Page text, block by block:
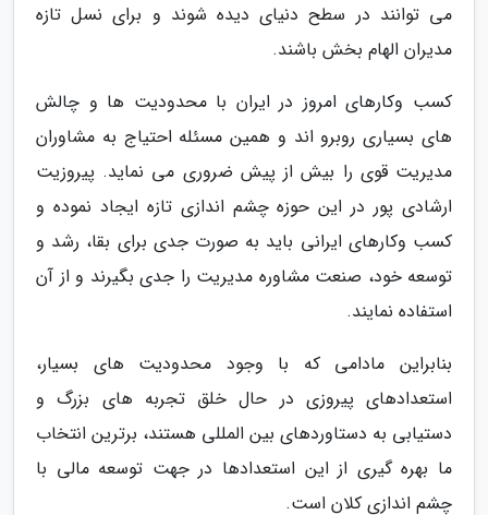
می توانند در سطح دنیای دیده شوند و برای نسل تازه
مدیران الهام بخش باشند.
کسب وکارهای امروز در ایران با محدودیت ها و چالش
های بسیاری روبرو اند و همین مسئله احتیاج به مشاوران
مدیریت قوی را بیش از پیش ضروری می نماید. پیروزیت
ارشادی پور در این حوزه چشم اندازی تازه ایجاد نموده و
کسب وکارهای ایرانی باید به صورت جدی برای بقا، رشد و
توسعه خود، صنعت مشاوره مدیریت را جدی بگیرند و از آن
استفاده نمایند.
بنابراین مادامی که با وجود محدودیت های بسیار،
استعدادهای پیروزی در حال خلق تجربه های بزرگ و
دستیابی به دستاوردهای بین المللی هستند، برترین انتخاب
ما بهره گیری از این استعدادها در جهت توسعه مالی با
چشم اندازی کلان است.